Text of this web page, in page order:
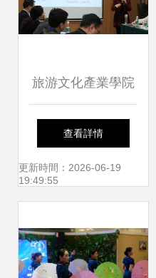
場會暨學校課程新
旅游文化產業學院
在成都成功承辦會
展專業課程建設全
查看詳情
更新時間：2026-06-19
19:49:55